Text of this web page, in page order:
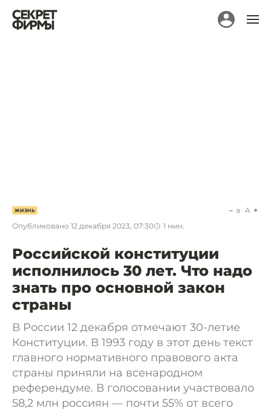
ЖИЗНЬ
Опубликовано 12 декабря 2023, 07:30 1 мин.
a A
Российской конституции
исполнилось 30 лет. Что надо
знать про основной закон
страны
В России 12 декабря отмечают 30-летие
Конституции. В 1993 году в этот день текст
главного нормативного правового акта
страны приняли на всенародном
референдуме. В голосовании участвовало
58,2 млн россиян — почти 55% от всего